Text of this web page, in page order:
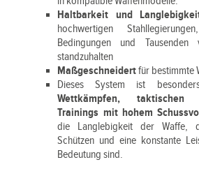
Haltbarkeit und
hochwertigen
Bedingungen und Tausenden
standzuhalten
Maßgeschneidertfür bestimmte
Dieses System ist
Wettkämpfen, taktischen
Trainings mit hohem
die Langlebigkeit der Waffe,
Schützen und eine konstante
Bedeutung sind.